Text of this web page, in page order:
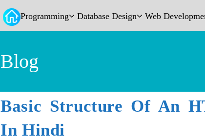
Programming Database Design Web
Blog
Basic Structure Of An
In Hindi